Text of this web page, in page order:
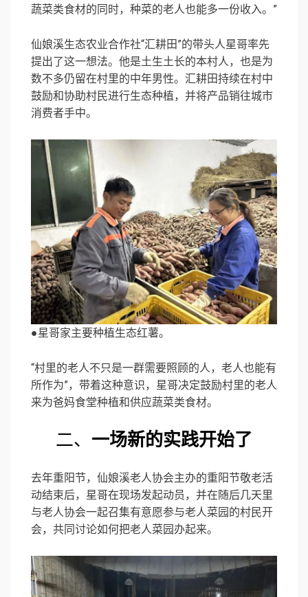
蔬菜类食材的同时，种菜的老人也能多一份收入。”
仙娘溪生态农业合作社“汇耕田”的带头人星哥率先
提出了这一想法。他是土生土长的本村人，也是为
数不多仍留在村里的中年男性。汇耕田持续在村中
鼓励和协助村民进行生态种植，并将产品销往城市
消费者手中。
●星哥家主要种植生态红薯。
“村里的老人不只是一群需要照顾的人，老人也能有
所作为”，带着这种意识，星哥决定鼓励村里的老人
来为爸妈食堂种植和供应蔬菜类食材。
二、 一场新的实践开始了
去年重阳节，仙娘溪老人协会主办的重阳节敬老活
动结束后，星哥在现场发起动员，并在随后几天里
与老人协会一起召集有意愿参与老人菜园的村民开
会，共同讨论如何把老人菜园办起来。